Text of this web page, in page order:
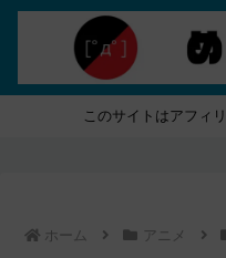
このサイトはアフィ
ホーム アニメ